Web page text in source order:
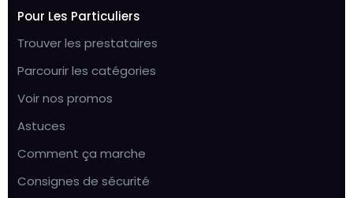
Pour Les Particuliers
Trouver les prestataires
Parcourir les catégories
Voir nos promos
Astuces
Comment ça marche
Consignes de sécurité